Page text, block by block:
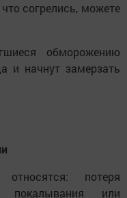
согрелись, можете
обморожению
и начнут замерзать
потеря
покалывания или